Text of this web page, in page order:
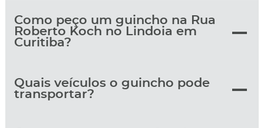
Como peço um guincho na Rua
Roberto Koch no Lindoia em
Curitiba?
Quais veículos o guincho pode
transportar?